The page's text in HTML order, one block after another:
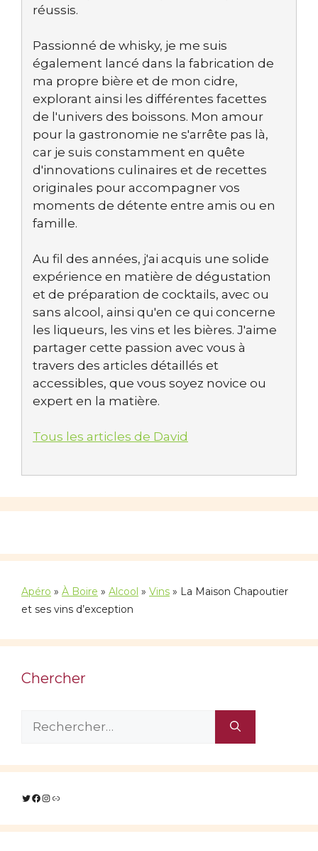
réussis.
Passionné de whisky, je me suis
également lancé dans la fabrication de
ma propre bière et de mon cidre,
explorant ainsi les différentes facettes
de l'univers des boissons. Mon amour
pour la gastronomie ne s'arrête pas là,
car je suis constamment en quête
d'innovations culinaires et de recettes
originales pour accompagner vos
moments de détente entre amis ou en
famille.
Au fil des années, j'ai acquis une solide
expérience en matière de dégustation
et de préparation de cocktails, avec ou
sans alcool, ainsi qu'en ce qui concerne
les liqueurs, les vins et les bières. J'aime
partager cette passion avec vous à
travers des articles détaillés et
accessibles, que vous soyez novice ou
expert en la matière.
Tous les articles de David
Apéro » À Boire » Alcool » Vins » La Maison Chapoutier
et ses vins d’exception
Chercher
Twitter
Facebook
Instagram
Lien